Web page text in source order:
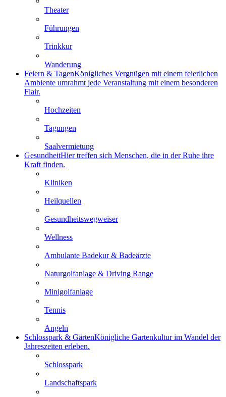
Theater
Führungen
Trinkkur
Wanderung
Feiern & TagenKönigliches Vergnügen mit einem feierlichen
Ambiente umrahmt jede Veranstaltung mit einem besonderen
Flair.
Hochzeiten
Tagungen
Saalvermietung
GesundheitHier treffen sich Menschen, die in der Ruhe ihre
Kraft finden.
Kliniken
Heilquellen
Gesundheitswegweiser
Wellness
Ambulante Badekur & Badeärzte
Naturgolfanlage & Driving Range
Minigolfanlage
Tennis
Angeln
Schlosspark & GärtenKönigliche Gartenkultur im Wandel der
Jahreszeiten erleben.
Schlosspark
Landschaftspark